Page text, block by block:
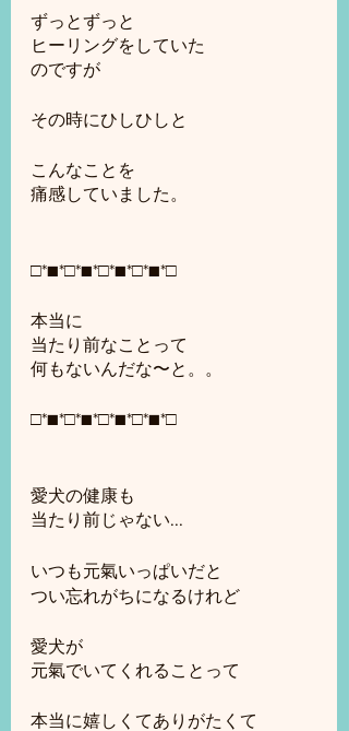
ずっとずっと
ヒーリングをしていた
のですが
その時にひしひしと
こんなことを
痛感していました。
□*■*□*■*□*■*□*■*□
本当に
当たり前なことって
何もないんだな〜と。。
□*■*□*■*□*■*□*■*□
愛犬の健康も
当たり前じゃない...
いつも元氣いっぱいだと
つい忘れがちになるけれど
愛犬が
元氣でいてくれることって
本当に嬉しくてありがたくて